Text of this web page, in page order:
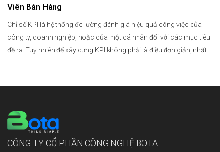
Viên Bán Hàng
Chỉ số KPI là hệ thống đo lường đánh giá hiệu quả công việc của
công ty, doanh nghiệp, hoặc của một cá nhân đối với các mục tiêu
đề ra. Tuy nhiên để xây dựng KPI không phải là điều đơn giản, nhất
CÔNG TY CỔ PHẦN CÔNG NGHỆ BOTA